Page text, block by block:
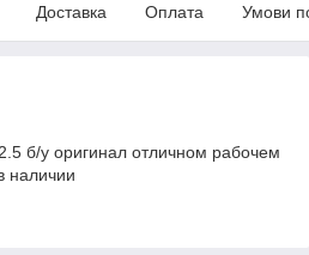
Доставка Оплата Умови
б/у оригинал отличном рабочем
наличии